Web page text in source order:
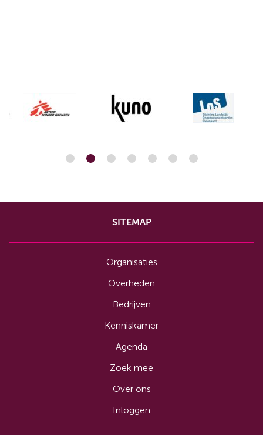
SITEMAP
Organisaties
Overheden
Bedrijven
Kenniskamer
Agenda
Zoek mee
Over ons
Inloggen